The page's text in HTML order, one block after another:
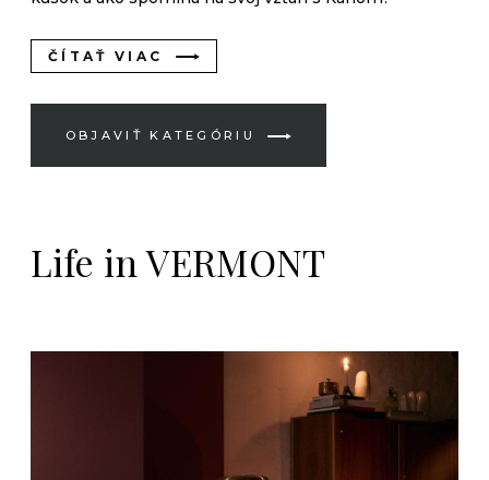
ČÍTAŤ VIAC
OBJAVIŤ KATEGÓRIU
Life in VERMONT